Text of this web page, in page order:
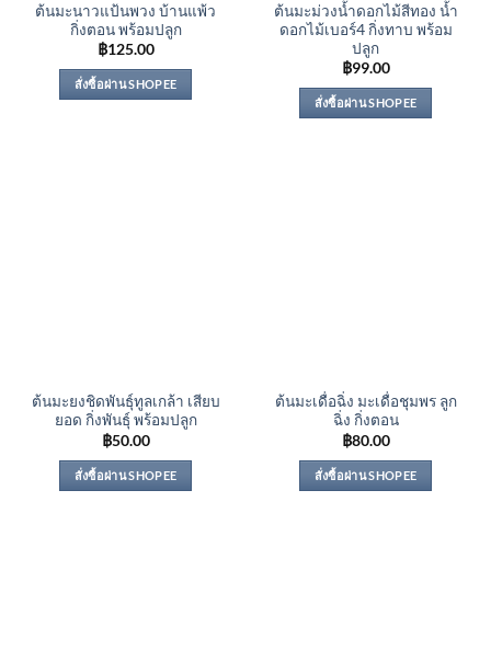
ต้นมะนาวแป้นพวง บ้านแพ้ว
กิ่งตอน พร้อมปลูก
฿125.00
สั่งซื้อผ่าน SHOPEE
ต้นมะม่วงน้ำดอกไม้สีทอง น้ำ
ดอกไม้เบอร์4 กิ่งทาบ พร้อม
ปลูก
฿99.00
สั่งซื้อผ่าน SHOPEE
ต้นมะยงชิดพันธุ์ทูลเกล้า เสียบ
ยอด กิ่งพันธุ์ พร้อมปลูก
฿50.00
สั่งซื้อผ่าน SHOPEE
ต้นมะเดื่อฉิ่ง มะเดื่อชุมพร ลูก
ฉิ่ง กิ่งตอน
฿80.00
สั่งซื้อผ่าน SHOPEE